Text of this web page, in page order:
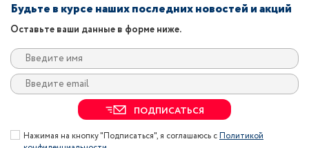
Будьте в курсе наших последних новостей и акций
Оставьте ваши данные в форме ниже.
ПОДПИСАТЬСЯ
Нажимая на кнопку "Подписаться", я соглашаюсь сПолитикой